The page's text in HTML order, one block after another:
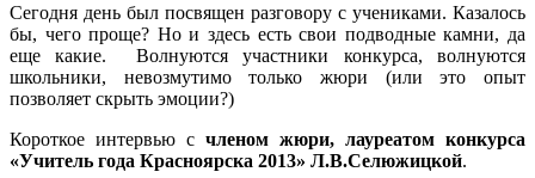
Сегодня день был посвящен разговору с учениками. Казалось
бы, чего проще? Но и здесь есть свои подводные камни, да
еще какие. Волнуются участники конкурса, волнуются
школьники, невозмутимо только жюри (или это опыт
позволяет скрыть эмоции?)
Короткое интервью с членом жюри, лауреатом конкурса
«Учитель года Красноярска 2013» Л.В.Селюжицкой.